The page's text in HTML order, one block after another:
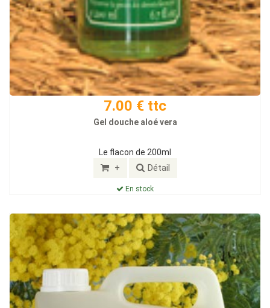
7.00 € ttc
Gel douche aloé vera
Le flacon de 200ml
+ Détail
En stock